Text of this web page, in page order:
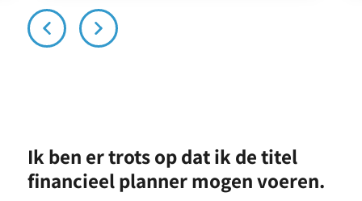
Ik ben er trots op dat ik de titel
financieel planner mogen voeren.